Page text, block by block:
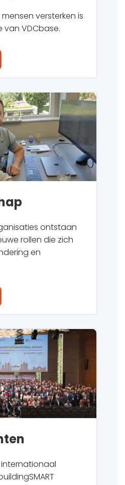
versterken is
van VDCbase.
ontstaan
rollen die zich
en